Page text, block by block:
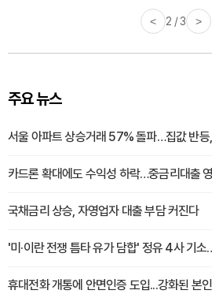
< 3 / 3 >
주요 뉴스
서울 아파트 상승거래 57% 돌파…집값 반등
카드론 확대에도 수익성 하락…중금리대출
국채금리 상승, 자영업자 대출 부담 커진다
'미·이란 전쟁 틈타 유가 담합' 정유 4사 기
휴대전화 개통에 안면인증 도입...강화된 본